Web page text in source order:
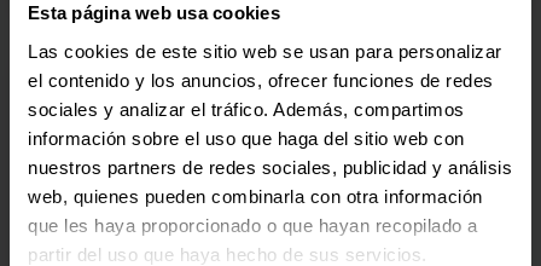
Esta página web usa cookies
Las cookies de este sitio web se usan para personalizar
el contenido y los anuncios, ofrecer funciones de redes
sociales y analizar el tráfico. Además, compartimos
información sobre el uso que haga del sitio web con
nuestros partners de redes sociales, publicidad y análisis
web, quienes pueden combinarla con otra información
que les haya proporcionado o que hayan recopilado a
partir del uso que haya hecho de sus servicios.
🕶️ Oferta Gafas
Fuente Alimentación
NZXT 850W 80+ Gold
ATX 3.1 PCIe 5.1 Blanca
PA-8G2BW-EU